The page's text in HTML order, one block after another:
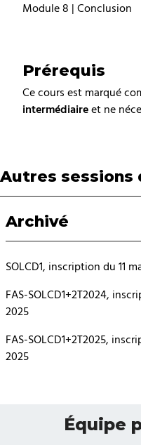
Module 8 | Conclusion
Prérequis
Ce cours est marqué
intermédiaire et ne
Autres sessions
Archivé
SOLCD1, inscription du 11
FAS-SOLCD1+2T2024,
2025
FAS-SOLCD1+2T2025,
2025
Équipe